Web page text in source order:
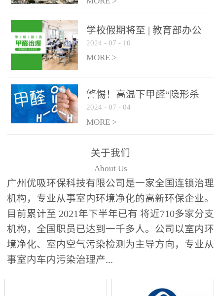
学校假期将至 | 教育部办公
厅关于加强学校新建校舍室
内空气质量管理通知
2024 - 07 - 10
MORE >
警惕！高温下甲醛“隐形杀
手”来袭，你的家安全吗？
2024 - 07 - 04
MORE >
关于我们
About Us
广州优吸环保科技有限公司是一家全国连锁治理
机构，专业从事室内环境净化的高新环保企业。
目前累计至 2021年下半年已有 将近710多家分支
机构，全国职员已达到一千多人。公司以室内环
境净化、室内空气污染检测为主导方向，专业从
事室内车内污染治理产...